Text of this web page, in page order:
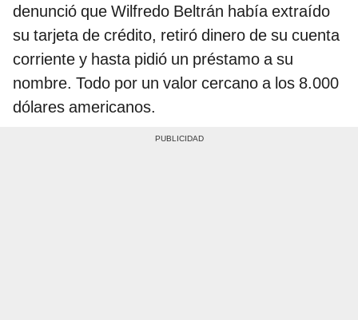
denunció que Wilfredo Beltrán había extraído
su tarjeta de crédito, retiró dinero de su cuenta
corriente y hasta pidió un préstamo a su
nombre. Todo por un valor cercano a los 8.000
dólares americanos.